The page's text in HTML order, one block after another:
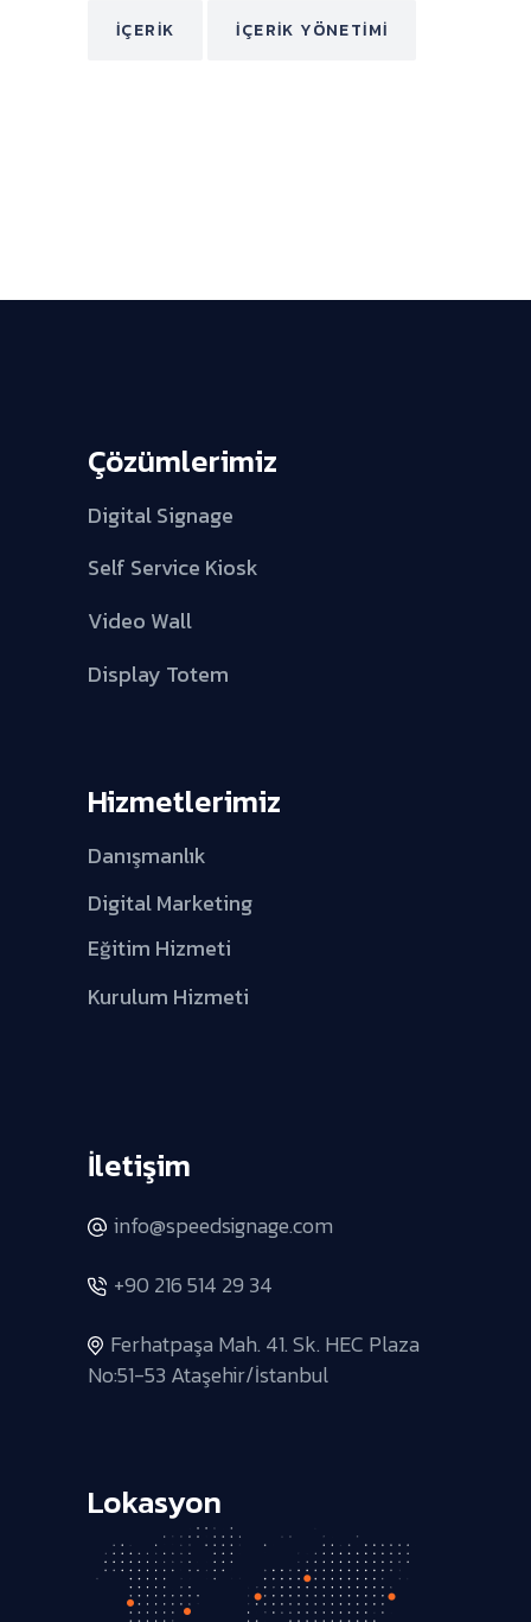
İÇERIK İÇERIK YÖNETIMI
Çözümlerimiz
Digital Signage
Self Service Kiosk
Video Wall
Display Totem
Hizmetlerimiz
Danışmanlık
Digital Marketing
Eğitim Hizmeti
Kurulum Hizmeti
İletişim
info@speedsignage.com
+90 216 514 29 34
Ferhatpaşa Mah. 41. Sk. HEC Plaza
No:51-53 Ataşehir/İstanbul
Lokasyon